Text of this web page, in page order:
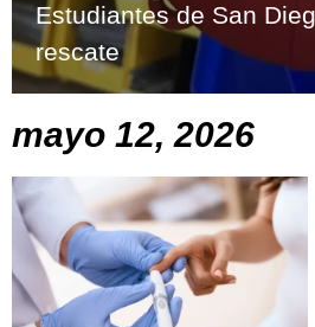
Estudiantes de San
rescate
mayo 12, 2026